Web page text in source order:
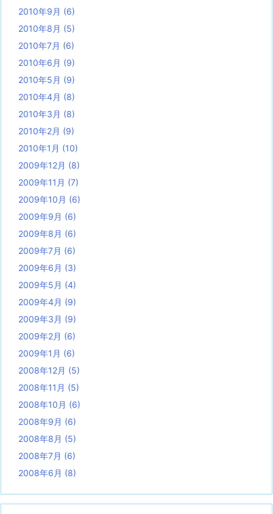
2010年9月 (6)
2010年8月 (5)
2010年7月 (6)
2010年6月 (9)
2010年5月 (9)
2010年4月 (8)
2010年3月 (8)
2010年2月 (9)
2010年1月 (10)
2009年12月 (8)
2009年11月 (7)
2009年10月 (6)
2009年9月 (6)
2009年8月 (6)
2009年7月 (6)
2009年6月 (3)
2009年5月 (4)
2009年4月 (9)
2009年3月 (9)
2009年2月 (6)
2009年1月 (6)
2008年12月 (5)
2008年11月 (5)
2008年10月 (6)
2008年9月 (6)
2008年8月 (5)
2008年7月 (6)
2008年6月 (8)